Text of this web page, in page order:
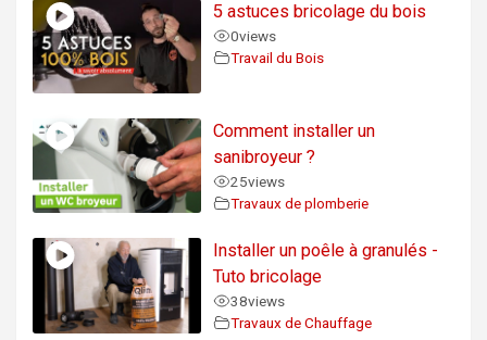
5 astuces bricolage du bois
0views
Travail du Bois
Comment installer un
sanibroyeur ?
25views
Travaux de plomberie
Installer un poêle à granulés -
Tuto bricolage
38views
Travaux de Chauffage